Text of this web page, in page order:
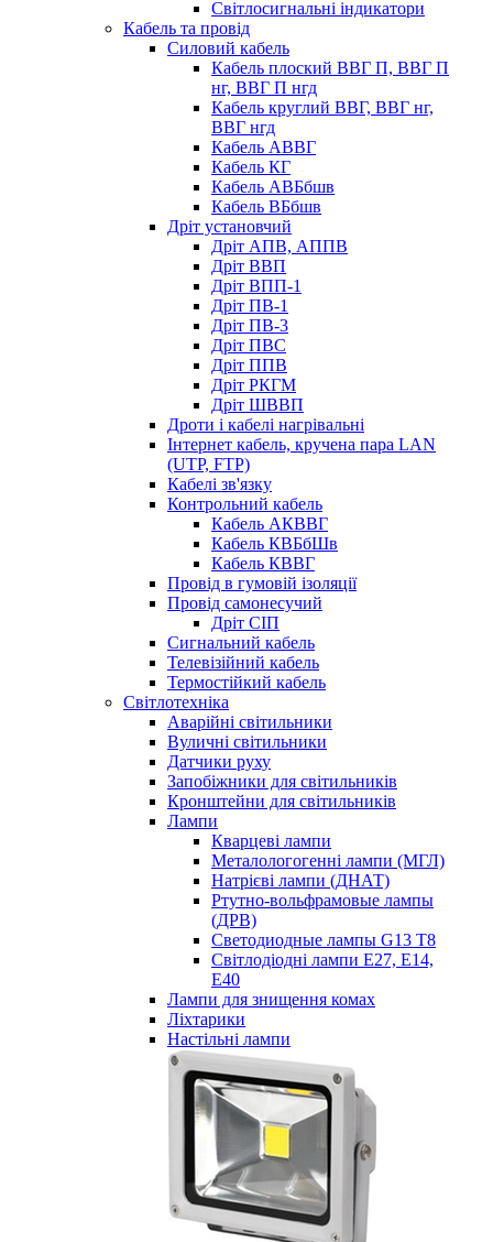
Світлосигнальні індикатори
Кабель та провід
Силовий кабель
Кабель плоский ВВГ П, ВВГ П
нг, ВВГ П нгд
Кабель круглий ВВГ, ВВГ нг,
ВВГ нгд
Кабель АВВГ
Кабель КГ
Кабель АВБбшв
Кабель ВБбшв
Дріт установчий
Дріт АПВ, АППВ
Дріт ВВП
Дріт ВПП-1
Дріт ПВ-1
Дріт ПВ-3
Дріт ПВС
Дріт ППВ
Дріт РКГМ
Дріт ШВВП
Дроти і кабелі нагрівальні
Інтернет кабель, кручена пара LAN
(UTP, FTP)
Кабелі зв'язку
Контрольний кабель
Кабель АКВВГ
Кабель КВБбШв
Кабель КВВГ
Провід в гумовій ізоляції
Провід самонесучий
Дріт СІП
Сигнальний кабель
Телевізійний кабель
Термостійкий кабель
Світлотехніка
Аварійні світильники
Вуличні світильники
Датчики руху
Запобіжники для світильників
Кронштейни для світильників
Лампи
Кварцеві лампи
Металологогенні лампи (МГЛ)
Натрієві лампи (ДНАТ)
Ртутно-вольфрамовые лампы
(ДРВ)
Светодиодные лампы G13 Т8
Світлодіодні лампи E27, E14,
E40
Лампи для знищення комах
Ліхтарики
Настільні лампи